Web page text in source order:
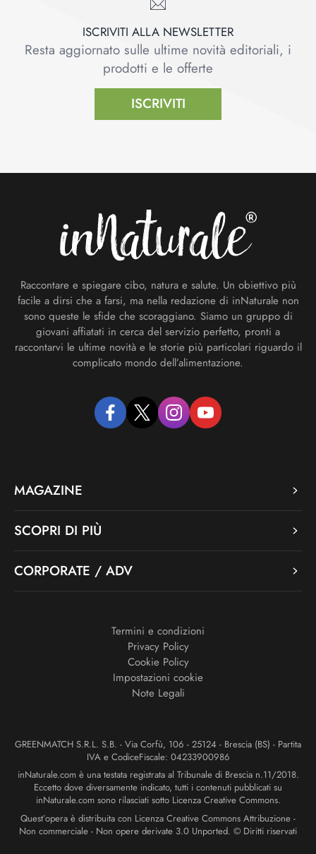
ISCRIVITI ALLA NEWSLETTER
Resta aggiornato sulle ultime novità editoriali, i
prodotti e le offerte
ISCRIVITI
Raccontare e spiegare cibo, natura e salute. Un obiettivo più
facile a dirsi che a farsi, ma nella redazione di inNaturale non
sono queste le sfide che scoraggiano. Siamo un gruppo di
giovani affiatati in cerca del servizio perfetto, pronti a
raccontarvi le ultime novità e le storie più particolari riguardo il
complicato mondo dell’alimentazione.
facebooktwitter instagramyoutube
MAGAZINE
SCOPRI DI PIÙ
CORPORATE / ADV
Termini e condizioni
Privacy Policy
Cookie Policy
Impostazioni cookie
Note Legali
GREENMATCH S.R.L. S.B. - Via Corfù, 106 - 25124 - Brescia (BS) - Partita
IVA e CodiceFiscale: 04233900986
inNaturale.com è una testata registrata al Tribunale di Brescia n.11/2018.
Eccetto dove diversamente indicato, tutti i contenuti pubblicati su
inNaturale.com sono rilasciati sotto Licenza Creative Commons.
Quest’opera è distribuita con Licenza Creative Commons Attribuzione -
Non commerciale - Non opere derivate 3.0 Unported. © Diritti riservati